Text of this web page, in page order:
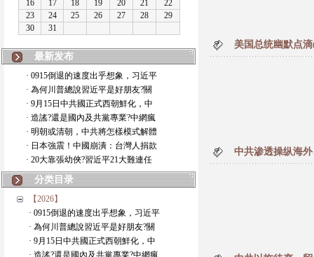
最新发布
· 0915倒退的速度出乎想象，习近平
· 為何川普總說習近平是好朋友?關
· 9月15日中共國正式西朝鮮化，中
· 造謠?還是國內及共黨專業?中網瘋
· 明朝或清朝，中共將怎樣模式解體
· 日本強震！中國崩潰：台灣人捐款
· 20大靠張幼俠?習近平21大難連任
分类目录
【2026】
· 0915倒退的速度出乎想象，习近平
· 為何川普總說習近平是好朋友?關
· 9月15日中共國正式西朝鮮化，中
· 造謠?還是國內及共黨專業?中網瘋
美国总统幽默点
中共渗透操纵海